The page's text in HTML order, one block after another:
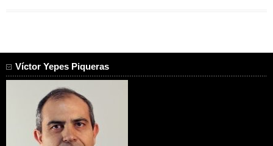
Víctor Yepes Piqueras